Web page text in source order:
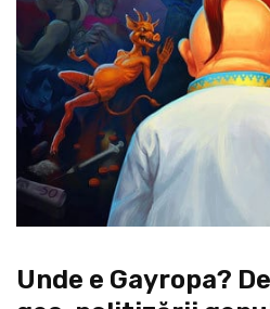
Unde e Gayropa?